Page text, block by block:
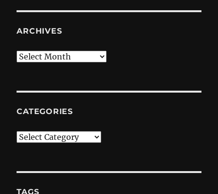
ARCHIVES
Archives
CATEGORIES
Categories
TAGS